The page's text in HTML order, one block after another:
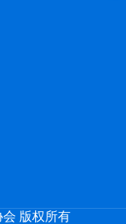
版权所有